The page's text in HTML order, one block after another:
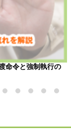
命令と強制執行の